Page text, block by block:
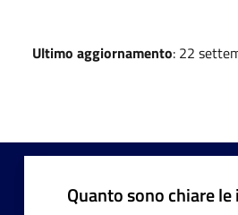
Ultimo aggiornamento: 22
Quanto sono chiare